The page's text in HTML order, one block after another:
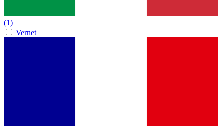
(1)
Vernet